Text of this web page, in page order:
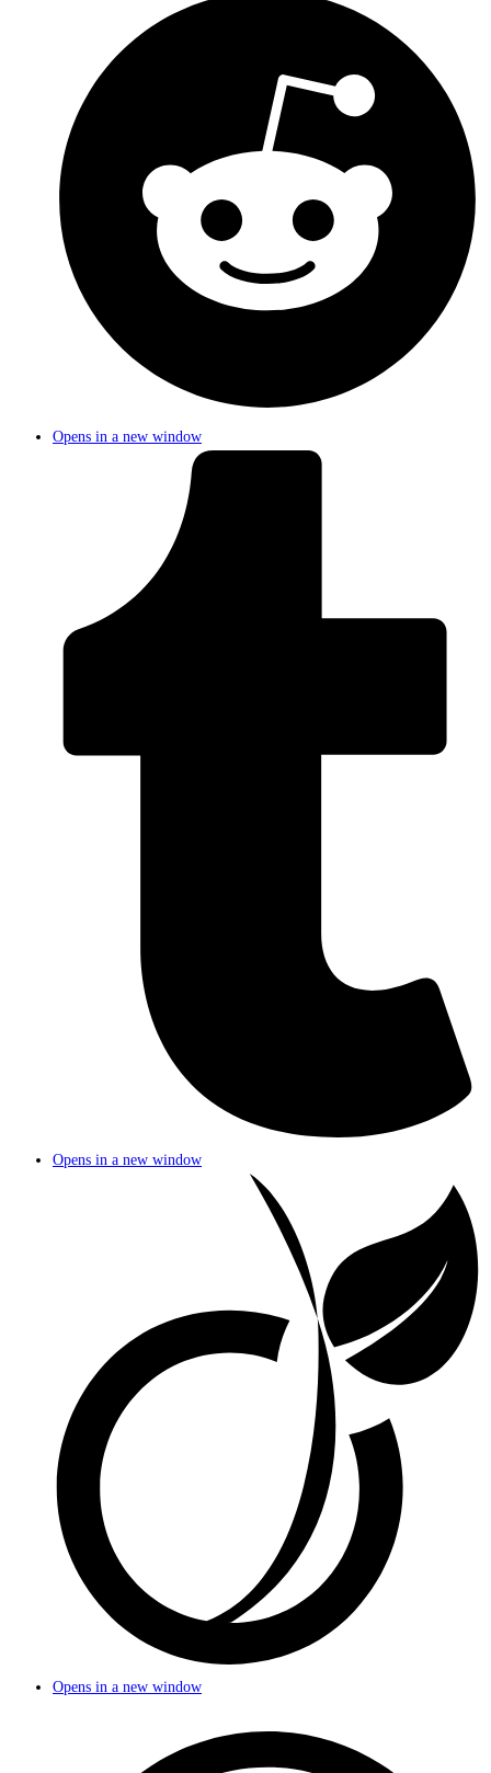
Opens in a new window
Opens in a new window
Opens in a new window